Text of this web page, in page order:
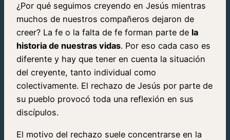
¿Por qué seguimos creyendo en Jesús mientras
muchos de nuestros compañeros dejaron de
creer? La fe o la falta de fe forman parte de la
historia de nuestras vidas. Por eso cada caso es
diferente y hay que tener en cuenta la situación
del creyente, tanto individual como
colectivamente. El rechazo de Jesús por parte de
su pueblo provocó toda una reflexión en sus
discípulos.
El motivo del rechazo suele concentrarse en la